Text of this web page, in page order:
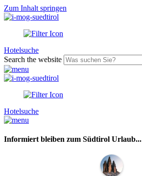
Zum Inhalt springen
Hotelsuche
Search the website
Hotelsuche
Informiert bleiben zum Südtirol Urlaub...